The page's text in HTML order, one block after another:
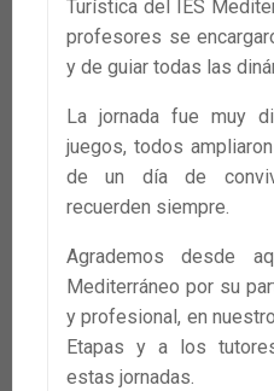
Turística del IES
profesores se
y de guiar todas las
La jornada fue muy
juegos, todos
de un día de
recuerden siempre.
Agrademos desde
Mediterráneo por su
y profesional, en
Etapas y a los
estas jornadas.